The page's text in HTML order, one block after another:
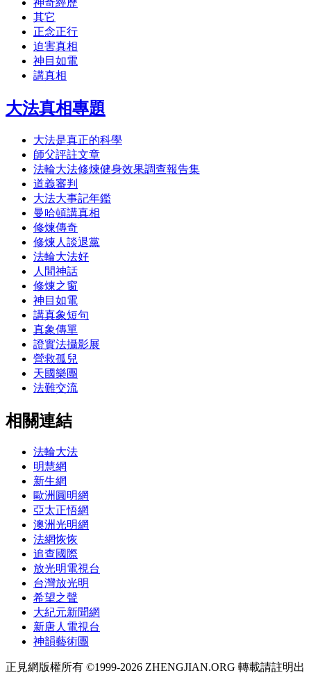
其它
正念正行
迫害真相
神目如電
講真相
大法真相專題
大法是真正的科學
師父評註文章
法輪大法修煉健身效果調查報告集
道義審判
大法大事記年鑑
曼哈頓講真相
修煉傳奇
修煉人談退黨
法輪大法好
人間神話
修煉之窗
神目如電
講真象短句
真象傳單
證實法攝影展
營救孤兒
天國樂團
法難交流
相關連結
法輪大法
明慧網
新生網
歐洲圓明網
亞太正悟網
澳洲光明網
法網恢恢
追查國際
放光明電視台
台灣放光明
希望之聲
大紀元新聞網
新唐人電視台
神韻藝術團
正見網版權所有 ©1999-2026 ZHENGJIAN.ORG 轉載請註明出